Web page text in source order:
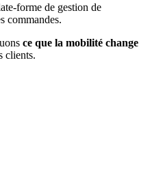
forme de gestion de
commandes.
ce que la mobilité change
clients.